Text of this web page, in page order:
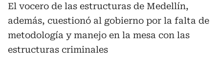
El vocero de las estructuras de Medellín,
además, cuestionó al gobierno por la falta de
metodología y manejo en la mesa con las
estructuras criminales